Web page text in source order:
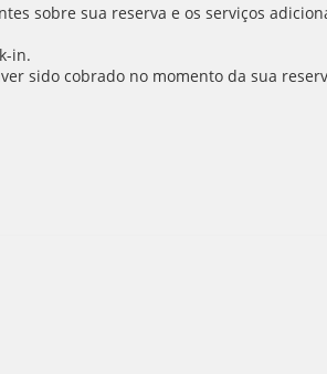
sobre sua reserva e os serviços
in.
sido cobrado no momento da sua